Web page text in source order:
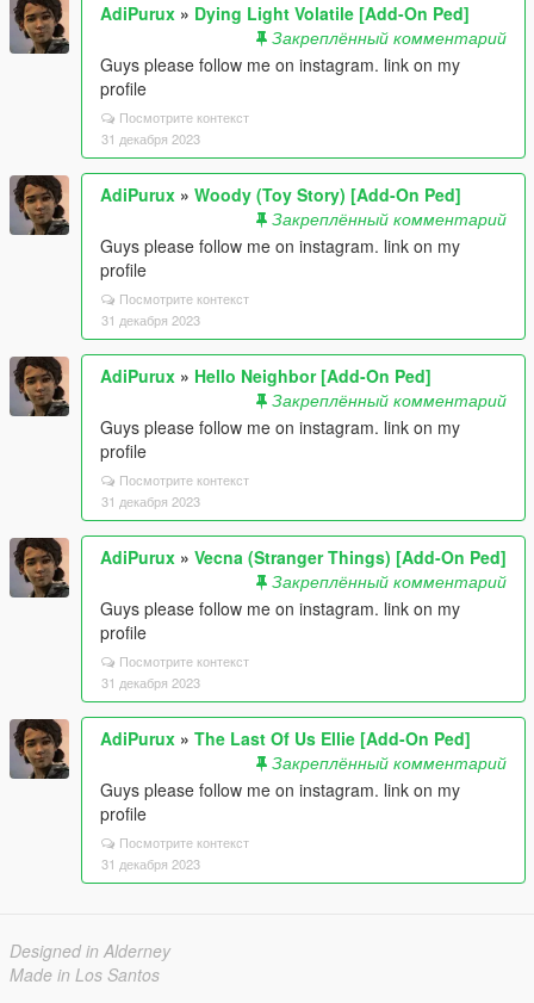
AdiPurux » Dying Light Volatile [Add-On Ped]
Закреплённый комментарий
Guys please follow me on instagram. link on my
profile
Посмотрите контекст
31 декабря 2023
AdiPurux » Woody (Toy Story) [Add-On Ped]
Закреплённый комментарий
Guys please follow me on instagram. link on my
profile
Посмотрите контекст
31 декабря 2023
AdiPurux » Hello Neighbor [Add-On Ped]
Закреплённый комментарий
Guys please follow me on instagram. link on my
profile
Посмотрите контекст
31 декабря 2023
AdiPurux » Vecna (Stranger Things) [Add-On Ped]
Закреплённый комментарий
Guys please follow me on instagram. link on my
profile
Посмотрите контекст
31 декабря 2023
AdiPurux » The Last Of Us Ellie [Add-On Ped]
Закреплённый комментарий
Guys please follow me on instagram. link on my
profile
Посмотрите контекст
31 декабря 2023
Designed in Alderney
Made in Los Santos